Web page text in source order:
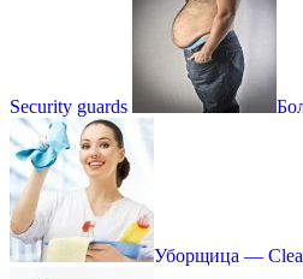
Security guards
Уборщица —